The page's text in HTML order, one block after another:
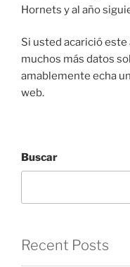
Hornets y al año
Si usted acarició
muchos más datos
amablemente echa
web.
Buscar
Recent Posts